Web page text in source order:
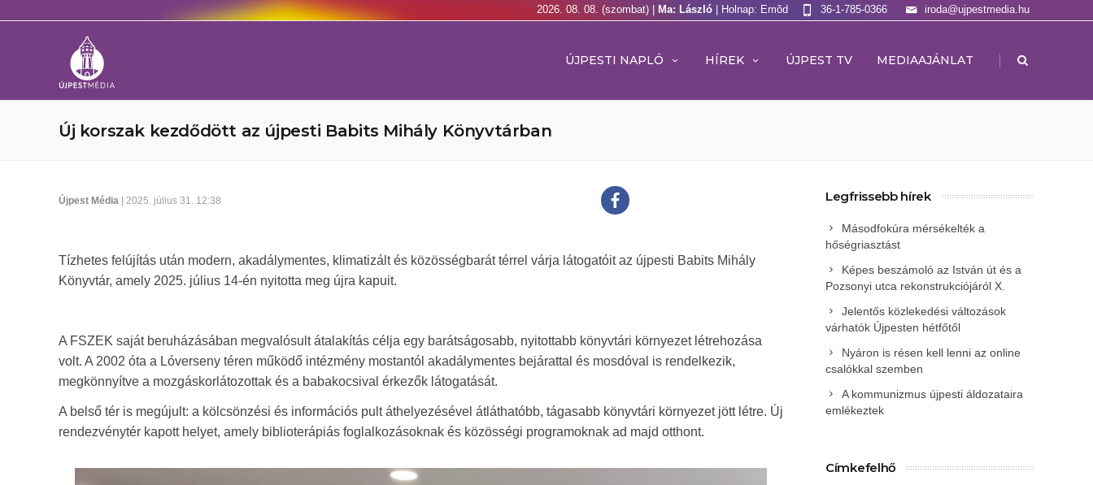
2026. 08. 08. (szombat) | Ma: László | Holnap: Emõd iroda@ujpestmedia.hu
36-1-785-0366
ÚJPESTI NAPLÓ HÍREK ÚJPEST TV MEDIAAJÁNLAT |
Új korszak kezdődött az újpesti Babits Mihály Könyvtárban
Újpest Média | 2025. július 31. 12:38
Tízhetes felújítás után modern, akadálymentes, klimatizált és közösségbarát térrel várja látogatóit az újpesti Babits Mihály
Könyvtár, amely 2025. július 14-én nyitotta meg újra kapuit.
A FSZEK saját beruházásában megvalósult átalakítás célja egy barátságosabb, nyitottabb könyvtári környezet létrehozása
volt. A 2002 óta a Lóverseny téren működő intézmény mostantól akadálymentes bejárattal és mosdóval is rendelkezik,
megkönnyítve a mozgáskorlátozottak és a babakocsival érkezők látogatását.
A belső tér is megújult: a kölcsönzési és információs pult áthelyezésével átláthatóbb, tágasabb könyvtári környezet jött létre. Új
rendezvénytér kapott helyet, amely biblioterápiás foglalkozásoknak és közösségi programoknak ad majd otthont.
Legfrissebb hírek
Másodfokúra mérsékelték a
hőségriasztást
Képes beszámoló az István út és a
Pozsonyi utca rekonstrukciójáról X.
Jelentős közlekedési változások
várhatók Újpesten hétfőtől
Nyáron is résen kell lenni az online
csalókkal szemben
A kommunizmus újpesti áldozataira
emlékeztek
Címkefelhő